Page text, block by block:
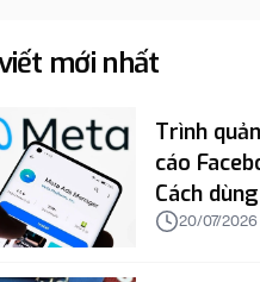
mới nhất
Trình
cáo
Cách
20/07/2026